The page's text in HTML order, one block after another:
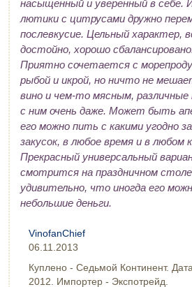
насыщенный и уверенный в себе.
лютики с цитрусами дружно
послевкусие. Цельный характер,
достойно, хорошо
Приятно сочетается с
рыбой и икрой, но ничто не
вино и чем-то мясным,
с ним очень даже. Может быть
его можно пить с какими угодно
закусок, в любое время и в любом
Прекрасный универсальный
смотрится на праздничном
удивительно, что иногда его
небольшие деньги.
VinofanChief
06.11.2013
Куплено - Седьмой Континент.
2012. Импортер - Экспотрейд.